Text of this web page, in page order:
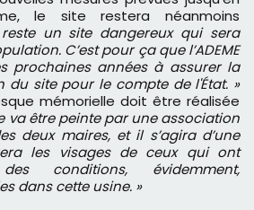
le site restera néanmoins
un site dangereux qui sera
C’est pour ça que l’ADEME
prochaines années à assurer la
du site pour le compte de l'État. »
mémorielle doit être réalisée
va être peinte par une association
deux maires, et il s’agira d’une
les visages de ceux qui ont
conditions, évidemment,
dans cette usine. »